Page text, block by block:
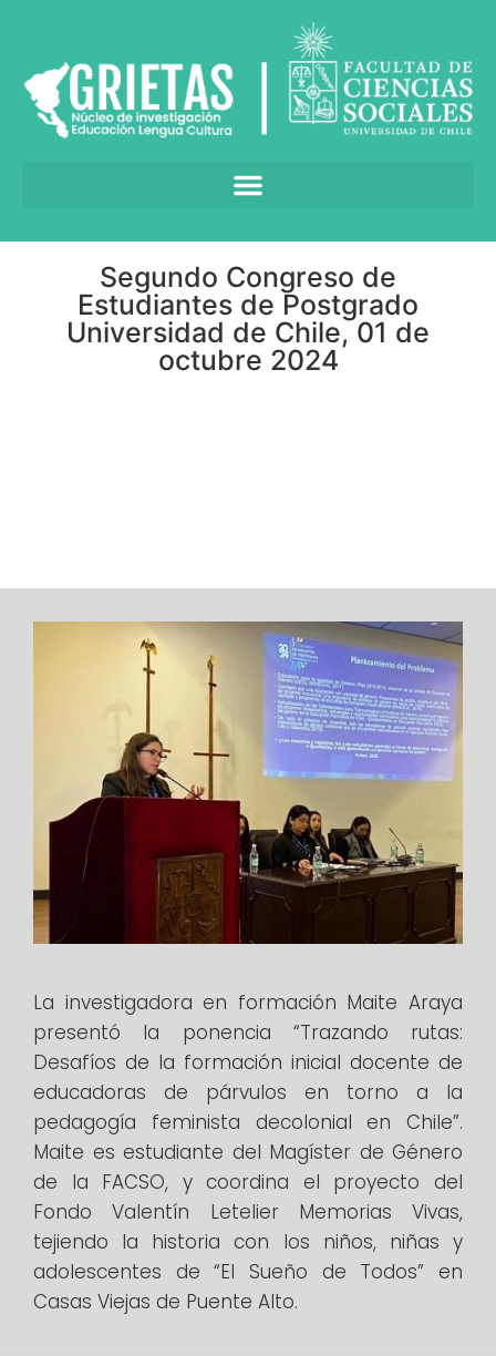
Segundo Congreso de
Estudiantes de Postgrado
Universidad de Chile, 01 de
octubre 2024
La investigadora en formación Maite Araya
presentó la ponencia “Trazando rutas:
Desafíos de la formación inicial docente de
educadoras de párvulos en torno a la
pedagogía feminista decolonial en Chile”.
Maite es estudiante del Magíster de Género
de la FACSO, y coordina el proyecto del
Fondo Valentín Letelier Memorias Vivas,
tejiendo la historia con los niños, niñas y
adolescentes de “El Sueño de Todos” en
Casas Viejas de Puente Alto.